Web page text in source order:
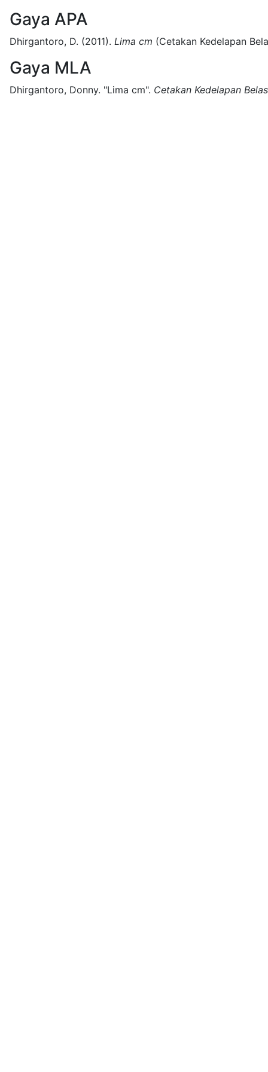
Gaya APA
Dhirgantoro, D. (2011). Lima cm (Cetakan Kedelapan
Gaya MLA
Dhirgantoro, Donny. "Lima cm". Cetakan Kedelapan Belas